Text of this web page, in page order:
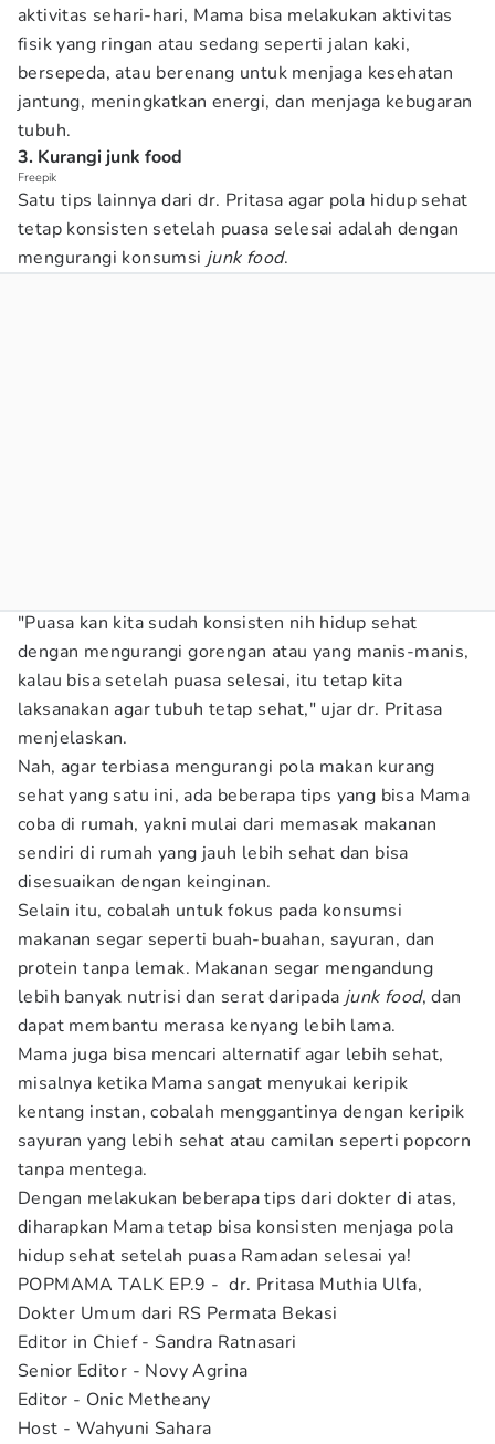
aktivitas sehari-hari, Mama bisa melakukan aktivitas
fisik yang ringan atau sedang seperti jalan kaki,
bersepeda, atau berenang untuk menjaga kesehatan
jantung, meningkatkan energi, dan menjaga kebugaran
tubuh.
3. Kurangi junk food
Freepik
Satu tips lainnya dari dr. Pritasa agar pola hidup sehat
tetap konsisten setelah puasa selesai adalah dengan
mengurangi konsumsi junk food.
"Puasa kan kita sudah konsisten nih hidup sehat
dengan mengurangi gorengan atau yang manis-manis,
kalau bisa setelah puasa selesai, itu tetap kita
laksanakan agar tubuh tetap sehat," ujar dr. Pritasa
menjelaskan.
Nah, agar terbiasa mengurangi pola makan kurang
sehat yang satu ini, ada beberapa tips yang bisa Mama
coba di rumah, yakni mulai dari memasak makanan
sendiri di rumah yang jauh lebih sehat dan bisa
disesuaikan dengan keinginan.
Selain itu, cobalah untuk fokus pada konsumsi
makanan segar seperti buah-buahan, sayuran, dan
protein tanpa lemak. Makanan segar mengandung
lebih banyak nutrisi dan serat daripada junk food, dan
dapat membantu merasa kenyang lebih lama.
Mama juga bisa mencari alternatif agar lebih sehat,
misalnya ketika Mama sangat menyukai keripik
kentang instan, cobalah menggantinya dengan keripik
sayuran yang lebih sehat atau camilan seperti popcorn
tanpa mentega.
Dengan melakukan beberapa tips dari dokter di atas,
diharapkan Mama tetap bisa konsisten menjaga pola
hidup sehat setelah puasa Ramadan selesai ya!
POPMAMA TALK EP.9 - dr. Pritasa Muthia Ulfa,
Dokter Umum dari RS Permata Bekasi
Editor in Chief - Sandra Ratnasari
Senior Editor - Novy Agrina
Editor - Onic Metheany
Host - Wahyuni Sahara